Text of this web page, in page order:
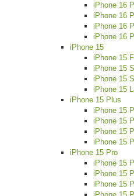
iPhone 16
iPhone 16
iPhone 16
iPhone 16
iPhone 15
iPhone 15
iPhone 15
iPhone 15
iPhone 15
iPhone 15 Plus
iPhone 15
iPhone 15
iPhone 15
iPhone 15
iPhone 15 Pro
iPhone 15
iPhone 15
iPhone 15